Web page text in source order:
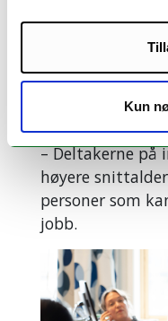
Kun
Forrige
Neste
– Deltakerne på
høyere
personer som
jobb.